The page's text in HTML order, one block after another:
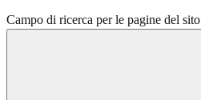
Campo di ricerca per le pagine del sito